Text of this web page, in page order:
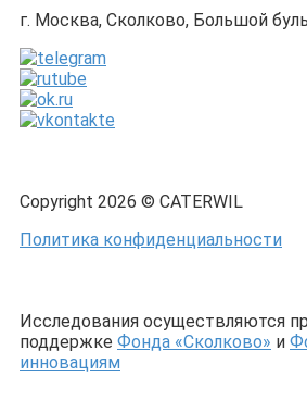
г. Москва, Сколково, Большой
Copyright 2026 © CATERWIL
Политика конфиденциальности
Исследования осуществляются
поддержке Фонда «Сколково» и
инновациям